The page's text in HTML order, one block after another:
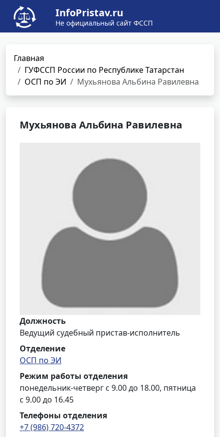
InfoPristav.ru
Не официальный сайт ФССП
Главная
ГУФССП России по Республике Татарстан
ОСП по ЭИ
Мухьянова Альбина Равилевна
Мухьянова Альбина Равилевна
Должность
Ведущий судебный пристав-исполнитель
Отделение
ОСП по ЭИ
Режим работы отделения
понедельник-четверг с 9.00 до 18.00, пятница
с 9.00 до 16.45
Телефоны отделения
+7 (986) 720-4372